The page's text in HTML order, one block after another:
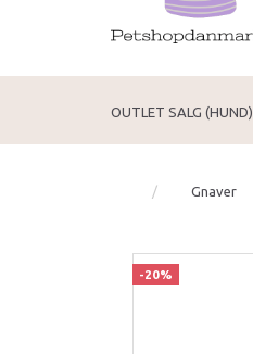
OUTLET SALG (HUND)
Gnaver
-20%